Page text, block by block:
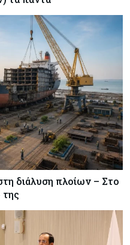
διάλυση πλοίων – Στο
της